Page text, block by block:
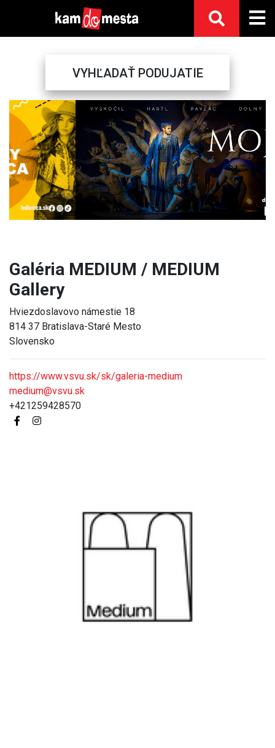
VYHĽADAŤ PODUJATIE
Previous Next
Galéria MEDIUM / MEDIUM
Gallery
Hviezdoslavovo námestie 18
814 37 Bratislava-Staré Mesto
Slovensko
https://www.vsvu.sk/sk/galeria-medium
medium@vsvu.sk
+421259428570